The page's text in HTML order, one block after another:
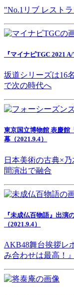
"No.1リブ レスト
『マイナビTGC 2021
坂道シリーズは16
で次の時代へ
東京国立博物館 表慶
幕（2021.9.4）
日本美術の古典×
間演出で融合
『未成仏百物語』出演
（2021.9.4）
AKB48舞台挨拶レ
み合わせは最高！』